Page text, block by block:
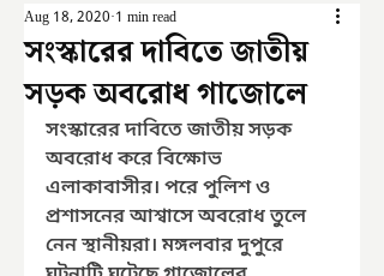
সংস্কারের দাবিতে জাতীয়
সড়ক অবরোধ গাজোলে
Aug 18, 2020 1 min read
সংস্কারের দাবিতে জাতীয় সড়ক
অবরোধ করে বিক্ষোভ
এলাকাবাসীর। পরে পুলিশ ও
প্রশাসনের আশ্বাসে অবরোধ তুলে
নেন স্থানীয়রা। মঙ্গলবার দুপুরে